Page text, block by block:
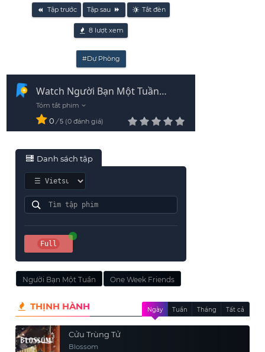
Tập trước Tập sau Tắt đèn
8 lượt xem
#Dự Phòng
Watch Người Bạn Một Tuần
Vietsub - HD
0 / 5 0 đánh giá
Danh sách tập
Full
Người Bạn Một Tuần One Week Friends
THỊNH HÀNH Ngày Tuần Tháng Tất cả
Cửu Trùng Tử
Blossom